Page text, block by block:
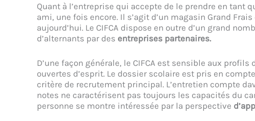
Quant à l’entreprise qui accepte de le prendre en tant
ami, une fois encore. Il s’agit d’un magasin Grand
aujourd’hui. Le CIFCA dispose en outre d’un grand
d’alternants par des entreprises partenaires.
D’une façon générale, le CIFCA est sensible aux
ouvertes d’esprit. Le dossier scolaire est pris en
critère de recrutement principal. L’entretien compte
notes ne caractérisent pas toujours les capacités du
personne se montre intéressée par la perspective